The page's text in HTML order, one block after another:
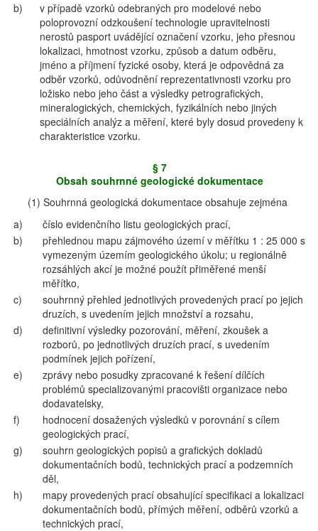
b)
v případě vzorků odebraných pro modelové nebo
poloprovozní odzkoušení technologie upravitelnosti
nerostů pasport uvádějící označení vzorku, jeho přesnou
lokalizaci, hmotnost vzorku, způsob a datum odběru,
jméno a příjmení fyzické osoby, která je odpovědná za
odběr vzorků, odůvodnění reprezentativnosti vzorku pro
ložisko nebo jeho část a výsledky petrografických,
mineralogických, chemických, fyzikálních nebo jiných
speciálních analýz a měření, které byly dosud provedeny k
charakteristice vzorku.
§ 7
Obsah souhrnné geologické dokumentace
(1) Souhrnná geologická dokumentace obsahuje zejména
a)
číslo evidenčního listu geologických prací,
b)
přehlednou mapu zájmového území v měřítku 1 : 25 000 s
vymezeným územím geologického úkolu; u regionálně
rozsáhlých akcí je možné použít přiměřené menší
měřítko,
c)
souhrnný přehled jednotlivých provedených prací po jejich
druzích, s uvedením jejich množství a rozsahu,
d)
definitivní výsledky pozorování, měření, zkoušek a
rozborů, po jednotlivých druzích prací, s uvedením
podmínek jejich pořízení,
e)
zprávy nebo posudky zpracované k řešení dílčích
problémů specializovanými pracovišti organizace nebo
dodavatelsky,
f)
hodnocení dosažených výsledků v porovnání s cílem
geologických prací,
g)
souhrn geologických popisů a grafických dokladů
dokumentačních bodů, technických prací a podzemních
děl,
h)
mapy provedených prací obsahující specifikaci a lokalizaci
dokumentačních bodů, přímých měření, odběrů vzorků a
technických prací,